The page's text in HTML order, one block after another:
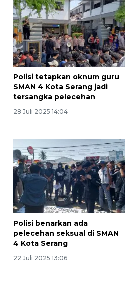
Polisi tetapkan oknum guru
SMAN 4 Kota Serang jadi
tersangka pelecehan
28 Juli 2025 14:04
Polisi benarkan ada
pelecehan seksual di SMAN
4 Kota Serang
22 Juli 2025 13:06